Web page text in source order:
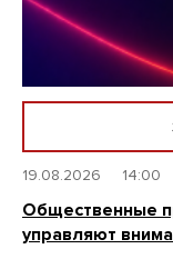
19.08.2026 14:00
Общественные
управляют